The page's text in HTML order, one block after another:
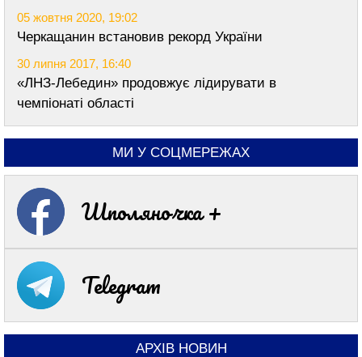
05 жовтня 2020, 19:02
Черкащанин встановив рекорд України
30 липня 2017, 16:40
«ЛНЗ-Лебедин» продовжує лідирувати в
чемпіонаті області
МИ У СОЦМЕРЕЖАХ
Шполяночка +
Telegram
АРХІВ НОВИН